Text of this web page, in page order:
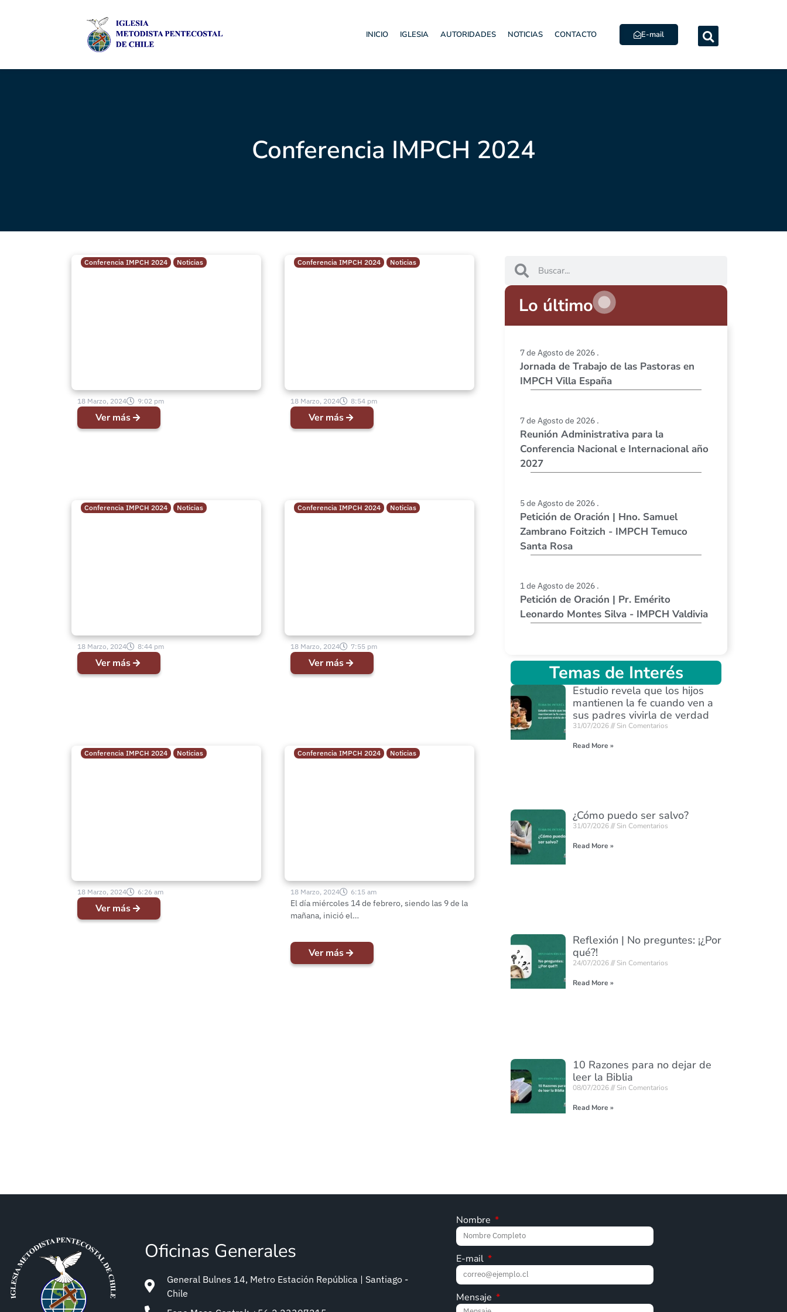
INICIO IGLESIA AUTORIDADES NOTICIAS CONTACTO E-mail
Conferencia IMPCH 2024
Conferencia IMPCH 2024 Noticias
18 Marzo, 2024 9:02 pm
Ver más
Conferencia IMPCH 2024 Noticias
18 Marzo, 2024 8:54 pm
Ver más
Conferencia IMPCH 2024 Noticias
18 Marzo, 2024 8:44 pm
Ver más
Conferencia IMPCH 2024 Noticias
18 Marzo, 2024 7:55 pm
Ver más
Conferencia IMPCH 2024 Noticias
18 Marzo, 2024 6:26 am
Ver más
Conferencia IMPCH 2024 Noticias
18 Marzo, 2024 6:15 am
El día miércoles 14 de febrero, siendo las 9 de la
mañana, inició el…
Ver más
Lo último
7 de Agosto de 2026 .
Jornada de Trabajo de las Pastoras en
IMPCH Villa España
7 de Agosto de 2026 .
Reunión Administrativa para la
Conferencia Nacional e Internacional año
2027
5 de Agosto de 2026 .
Petición de Oración | Hno. Samuel
Zambrano Foitzich - IMPCH Temuco
Santa Rosa
1 de Agosto de 2026 .
Petición de Oración | Pr. Emérito
Leonardo Montes Silva - IMPCH Valdivia
Temas de Interés
Estudio revela que los hijos
mantienen la fe cuando ven a
sus padres vivirla de verdad
31/07/2026 Sin Comentarios
Read More »
¿Cómo puedo ser salvo?
31/07/2026 Sin Comentarios
Read More »
Reflexión | No preguntes: ¡¿Por
qué?!
24/07/2026 Sin Comentarios
Read More »
10 Razones para no dejar de
leer la Biblia
08/07/2026 Sin Comentarios
Read More »
Oficinas Generales
General Bulnes 14, Metro Estación República | Santiago -
Chile
Nombre
E-mail
Mensaje